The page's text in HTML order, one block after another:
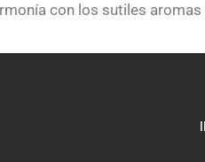
con los sutiles